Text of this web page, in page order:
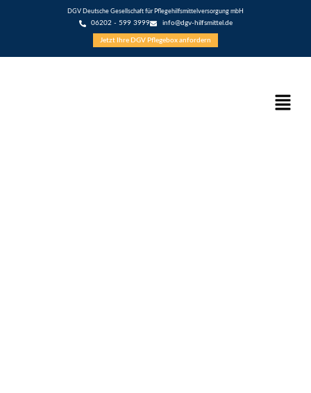
DGV Deutsche Gesellschaft für Pflegehilfsmittelversorgung mbH
06202 - 599 3999 info@dgv-hilfsmittel.de
Jetzt Ihre DGV Pflegebox anfordern